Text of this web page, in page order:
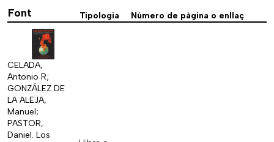
Font
Tipologia Número de pàgina o enllaç
CELADA,
Antonio R;
GONZÁLEZ DE
LA ALEJA,
Manuel;
PASTOR,
Daniel. Los